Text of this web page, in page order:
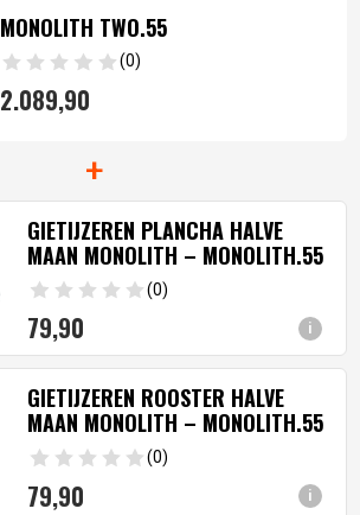
MONOLITH TWO.55
(0)
2.089,90
+
i
GIETIJZEREN PLANCHA HALVE
MAAN MONOLITH – MONOLITH.55
(0)
79,90
i
GIETIJZEREN ROOSTER HALVE
MAAN MONOLITH – MONOLITH.55
(0)
79,90